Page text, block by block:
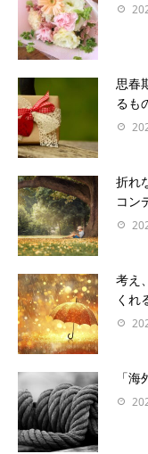
思春
るも
折れ
コン
考え
くれ
「